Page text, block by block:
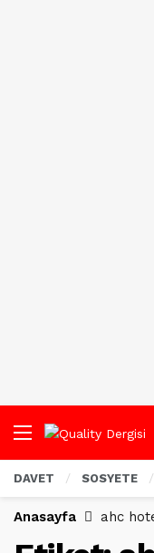
DAVET SOSYETE
Anasayfa ahc